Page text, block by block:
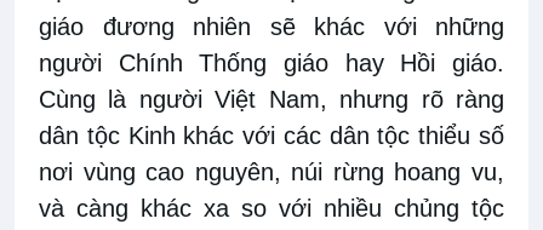
giáo đương nhiên sẽ khác với những
người Chính Thống giáo hay Hồi giáo.
Cùng là người Việt Nam, nhưng rõ ràng
dân tộc Kinh khác với các dân tộc thiểu số
nơi vùng cao nguyên, núi rừng hoang vu,
và càng khác xa so với nhiều chủng tộc